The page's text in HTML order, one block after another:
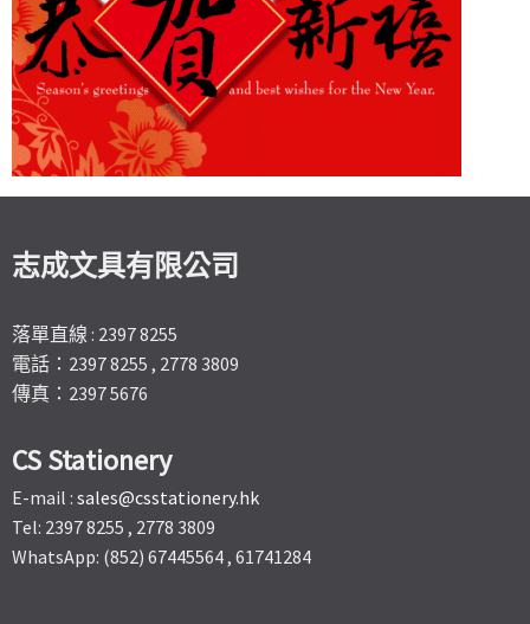
志成文具有限公司
落單直線 : 2397 8255
電話：2397 8255 , 2778 3809
傳真：2397 5676
CS Stationery
E-mail : sales@csstationery.hk
Tel: 2397 8255 , 2778 3809
WhatsApp: (852) 67445564 , 61741284